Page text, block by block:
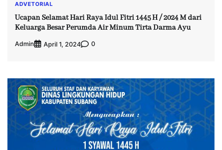
ADVETORIAL
Ucapan Selamat Hari Raya Idul Fitri 1445 H / 2024 M dari
Keluarga Besar Perumda Air Minum Tirta Darma Ayu
Admin April 1, 2024 0